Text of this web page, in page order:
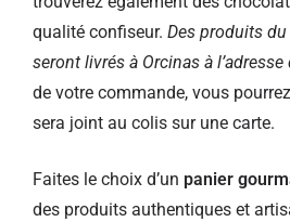
qualité confiseur. Des produits
seront livrés à Orcinas à
de votre commande, vous
sera joint au colis sur une carte.
Faites le choix d’un panier
des produits authentiques et